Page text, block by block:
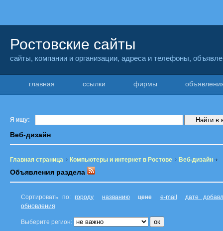
Ростовские сайты
сайты, компании и организации, адреса и телефоны,
главная ссылки фирмы
Я ищу:
Веб-дизайн
Главная страница Компьютеры и интернет в Ростове Веб-дизайн
Объявления раздела
Сортировать по:городу названию цене e-mail
дате
обновления
Выберите регион: